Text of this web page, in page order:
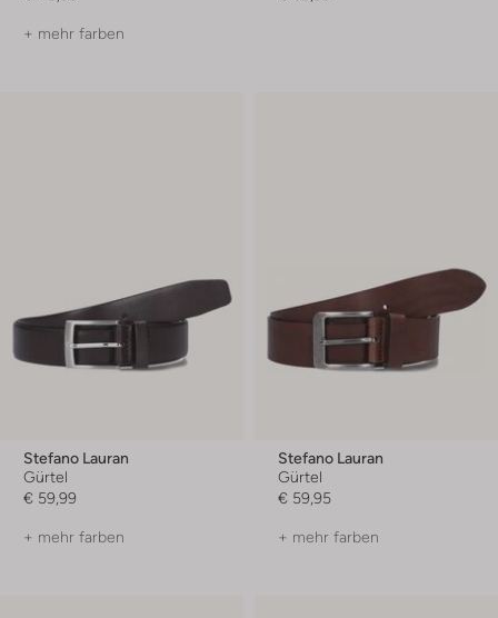
+ mehr farben
Stefano Lauran
Gürtel
€ 59,99
+ mehr farben
Stefano Lauran
Gürtel
€ 59,95
+ mehr farben